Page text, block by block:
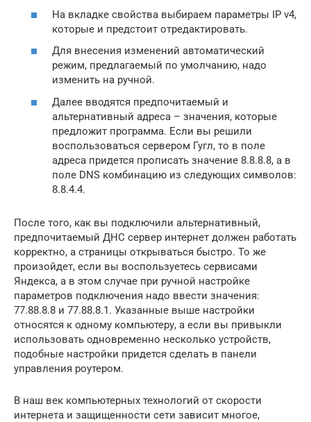
На вкладке свойства выбираем параметры IP v4,
которые и предстоит отредактировать.
Для внесения изменений автоматический
режим, предлагаемый по умолчанию, надо
изменить на ручной.
Далее вводятся предпочитаемый и
альтернативный адреса – значения, которые
предложит программа. Если вы решили
воспользоваться сервером Гугл, то в поле
адреса придется прописать значение 8.8.8.8, а в
поле DNS комбинацию из следующих символов:
8.8.4.4.
После того, как вы подключили альтернативный,
предпочитаемый ДНС сервер интернет должен работать
корректно, а страницы открываться быстро. То же
произойдет, если вы воспользуетесь сервисами
Яндекса, а в этом случае при ручной настройке
параметров подключения надо ввести значения:
77.88.8.8 и 77.88.8.1. Указанные выше настройки
относятся к одному компьютеру, а если вы привыкли
использовать одновременно несколько устройств,
подобные настройки придется сделать в панели
управления роутером.
В наш век компьютерных технологий от скорости
интернета и защищенности сети зависит многое,